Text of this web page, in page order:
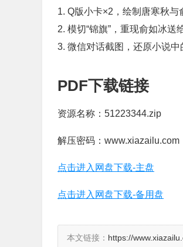
1. Q版小卡×2，绘制唐寒秋与
2. 模切“锦旗”，重现俞如冰
3. 微信对话截图，还原小说中
PDF下载链接
资源名称：51223344.zip
解压密码：www.xiazailu.com
点击进入网盘下载-主盘
点击进入网盘下载-备用盘
本文链接： https://